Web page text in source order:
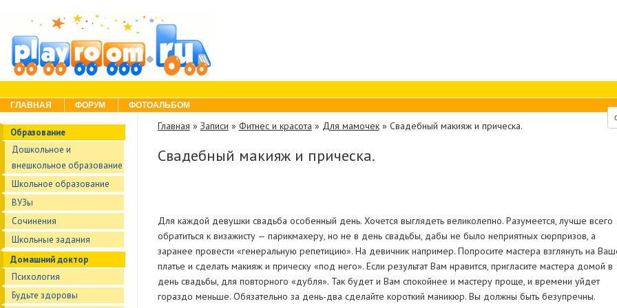
Menu
Skip to content
ГЛАВНАЯ ФОРУМ ФОТОАЛЬБОМ
Образование
Дошкольное и
внешкольное образование
Школьное образование
ВУЗы
Сочинения
Школьные задания
Домашний доктор
Психология
Будьте здоровы
Главная » Записи » Фитнес и красота » Для мамочек» Свадебный макияж и прическа.
Свадебный макияж и прическа.
Для каждой девушки свадьба особенный день. Хочется выглядеть великолепно. Разумеется, лучше всего
обратиться к визажисту — парикмахеру, но не в день свадьбы, дабы не было неприятных сюрпризов, а
заранее провести «генеральную репетицию». На девичник например. Попросите мастера взглянуть на
платье и сделать макияж и прическу «под него». Если результат Вам нравится, пригласите мастера домой в
день свадьбы, для повторного «дубля». Так будет и Вам спокойнее и мастеру проще, и времени уйдет
гораздо меньше. Обязательно за день-два сделайте короткий маникюр. Вы должны быть безупречны.